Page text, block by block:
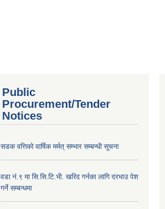
Public
Procurement/Tender
Notices
सडक वत्तिको वार्षिक मर्मत् सम्भार सम्बन्धी सूचना
वडा नं.९ मा सि.सि.टि.भी. खरिद गर्नका लागि दरभाउ पेश
गर्ने सम्बन्धमा